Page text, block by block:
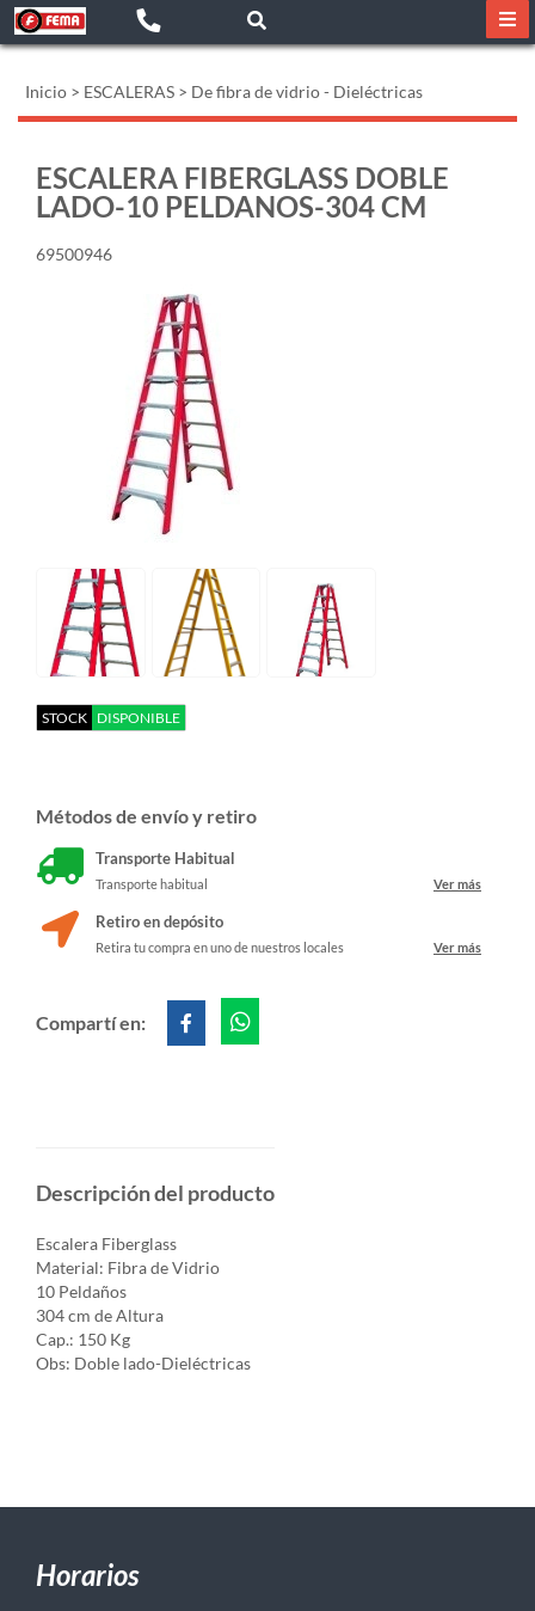
Inicio > ESCALERAS > De fibra de vidrio - Dieléctricas
ESCALERA FIBERGLASS DOBLE
LADO-10 PELDANOS-304 CM
69500946
STOCK DISPONIBLE
Métodos de envío y retiro
Transporte Habitual
Transporte habitual Ver más
Retiro en depósito
Retira tu compra en uno de nuestros locales Ver más
Compartí en:
Descripción del producto
Escalera Fiberglass
Material: Fibra de Vidrio
10 Peldaños
304 cm de Altura
Cap.: 150 Kg
Obs: Doble lado-Dieléctricas
Horarios